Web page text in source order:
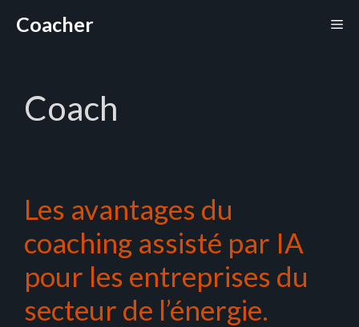
Coacher
Coach
Les avantages du
coaching assisté par IA
pour les entreprises du
secteur de l’énergie.